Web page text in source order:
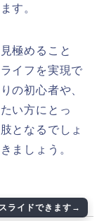
す。
極めること
イフを実現で
の初心者や、
い方にとっ
となるでしょ
ましょう。